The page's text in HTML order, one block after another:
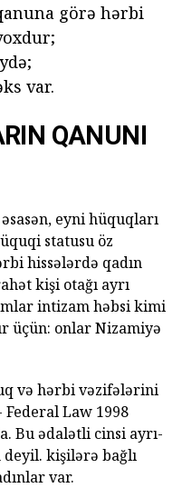
görə hərbi
var.
QANUNI
eyni hüquqları
statusu öz
hissələrdə qadın
kişi otağı ayrı
intizam həbsi kimi
üçün: onlar Nizamiyə
və hərbi vəzifələrini
Federal Law 1998
Bu ədalətli cinsi ayrı-
kişilərə bağlı
var.